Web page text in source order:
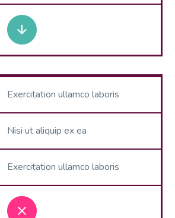
Exercitation ullamco laboris
Nisi ut aliquip ex ea
Exercitation ullamco laboris